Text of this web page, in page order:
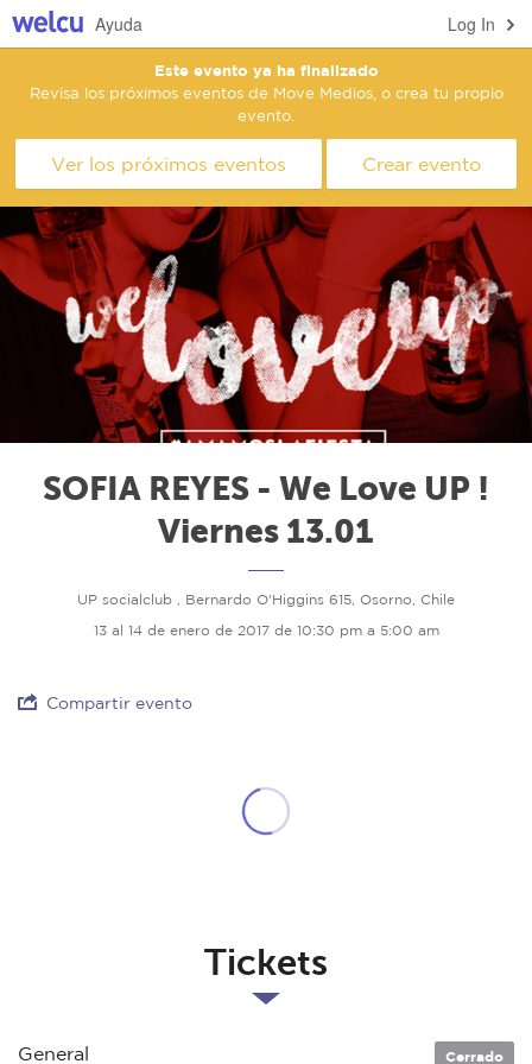
Log In
Ayuda
Este evento ya ha finalizado
Revisa los próximos eventos de Move Medios, o crea tu propio
evento.
Ver los próximos eventos Crear evento
SOFIA REYES - We Love UP !
Viernes 13.01
UP socialclub , Bernardo O'Higgins 615, Osorno, Chile
13 al 14 de enero de 2017 de 10:30 pm a 5:00 am
Compartir evento
Tickets
General Cerrado